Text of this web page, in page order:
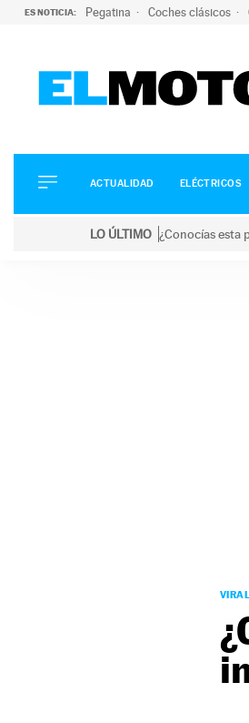
ES NOTICIA: Pegatina Coches clásicos
ELÉCTRICOS
CONDUCIR
ACTUALIDAD ELÉCTRICOS
LO ÚLTIMO ¿Conocías esta